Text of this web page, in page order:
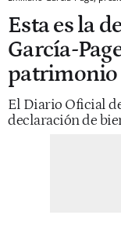
Esta es la
García-
patrimonio
El Diario Oficial
declaración de